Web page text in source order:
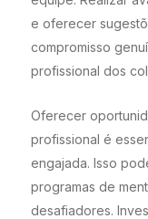
e oferecer
compromisso
profissional dos
Oferecer
profissional é
engajada. Isso
programas de
desafiadores.